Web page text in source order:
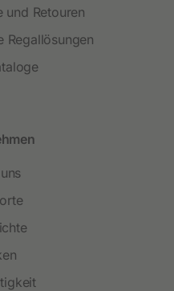
und Retouren
Regallösungen